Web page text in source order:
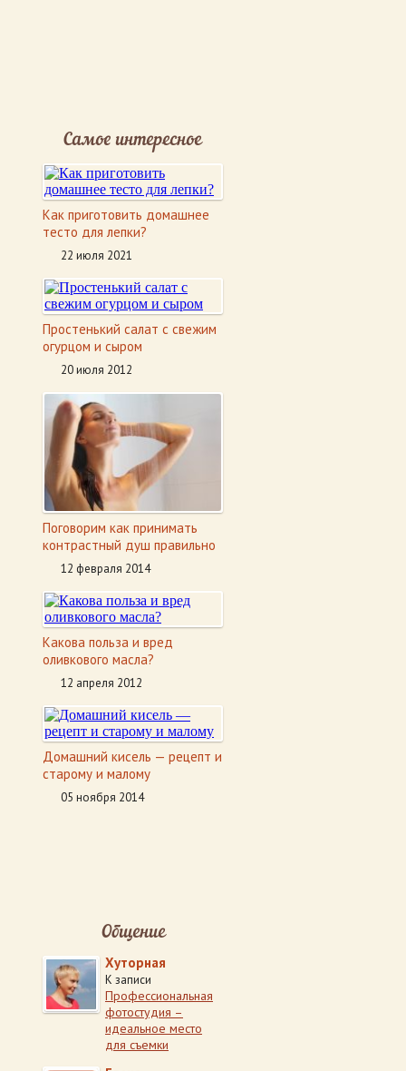
Самое интересное
Как приготовить домашнее
тесто для лепки?
22 июля 2021
Простенький салат с свежим
огурцом и сыром
20 июля 2012
Поговорим как принимать
контрастный душ правильно
12 февраля 2014
Какова польза и вред
оливкового масла?
12 апреля 2012
Домашний кисель — рецепт и
старому и малому
05 ноября 2014
Общение
Хуторная
К записи
Профессиональная
фотостудия –
идеальное место
для съемки